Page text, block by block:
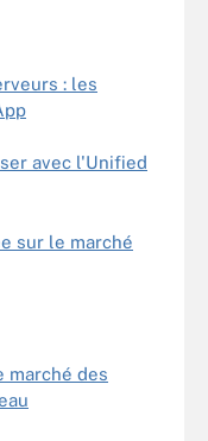
: les
avec l'Unified
sur le marché
marché des